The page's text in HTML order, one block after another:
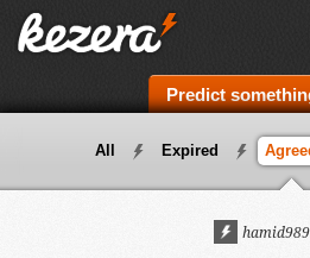
Predict
All Expired